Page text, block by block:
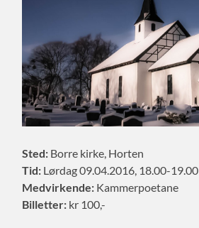
Sted: Borre kirke, Horten
Tid: Lørdag 09.04.2016, 18.00-19.00
Medvirkende: Kammerpoetane
Billetter: kr 100,-